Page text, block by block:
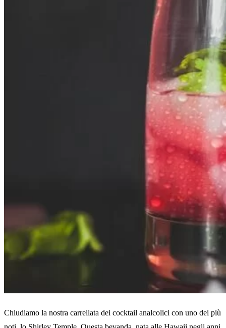
Chiudiamo la nostra carrellata dei cocktail analcolici con uno dei più